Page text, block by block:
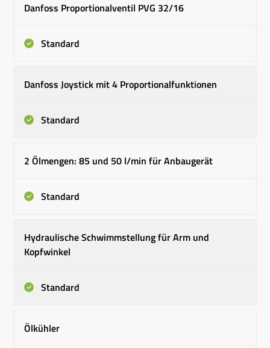
Danfoss Proportionalventil PVG 32/16
Standard
Danfoss Joystick mit 4 Proportionalfunktionen
Standard
2 Ölmengen: 85 und 50 l/min für Anbaugerät
Standard
Hydraulische Schwimmstellung für Arm und
Kopfwinkel
Standard
Ölkühler